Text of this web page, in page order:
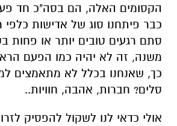
הקסומים האלה, הם בסה"כ חד
כבר פיתחנו סוג של אדישות כלפי
סתם רגעים טובים יותר או
משנה, זה לא יהיה כמו הפעם
כך, שאנחנו בכלל לא מתאמצים
סלים? חברות, אהבה, חוויות..
אולי כדאי לנו לשקול להפסיק